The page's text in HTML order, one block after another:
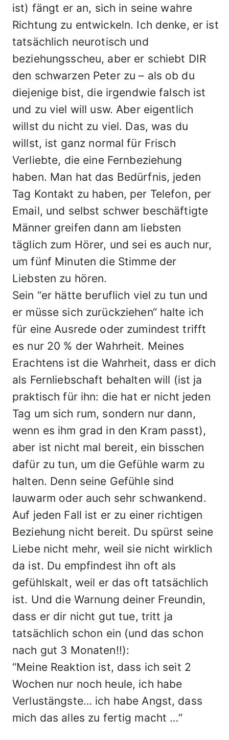
ist) fängt er an, sich in seine wahre
Richtung zu entwickeln. Ich denke, er ist
tatsächlich neurotisch und
beziehungsscheu, aber er schiebt DIR
den schwarzen Peter zu – als ob du
diejenige bist, die irgendwie falsch ist
und zu viel will usw. Aber eigentlich
willst du nicht zu viel. Das, was du
willst, ist ganz normal für Frisch
Verliebte, die eine Fernbeziehung
haben. Man hat das Bedürfnis, jeden
Tag Kontakt zu haben, per Telefon, per
Email, und selbst schwer beschäftigte
Männer greifen dann am liebsten
täglich zum Hörer, und sei es auch nur,
um fünf Minuten die Stimme der
Liebsten zu hören.
Sein “er hätte beruflich viel zu tun und
er müsse sich zurückziehen“ halte ich
für eine Ausrede oder zumindest trifft
es nur 20 % der Wahrheit. Meines
Erachtens ist die Wahrheit, dass er dich
als Fernliebschaft behalten will (ist ja
praktisch für ihn: die hat er nicht jeden
Tag um sich rum, sondern nur dann,
wenn es ihm grad in den Kram passt),
aber ist nicht mal bereit, ein bisschen
dafür zu tun, um die Gefühle warm zu
halten. Denn seine Gefühle sind
lauwarm oder auch sehr schwankend.
Auf jeden Fall ist er zu einer richtigen
Beziehung nicht bereit. Du spürst seine
Liebe nicht mehr, weil sie nicht wirklich
da ist. Du empfindest ihn oft als
gefühlskalt, weil er das oft tatsächlich
ist. Und die Warnung deiner Freundin,
dass er dir nicht gut tue, tritt ja
tatsächlich schon ein (und das schon
nach gut 3 Monaten!!):
“Meine Reaktion ist, dass ich seit 2
Wochen nur noch heule, ich habe
Verlustängste… ich habe Angst, dass
mich das alles zu fertig macht …“